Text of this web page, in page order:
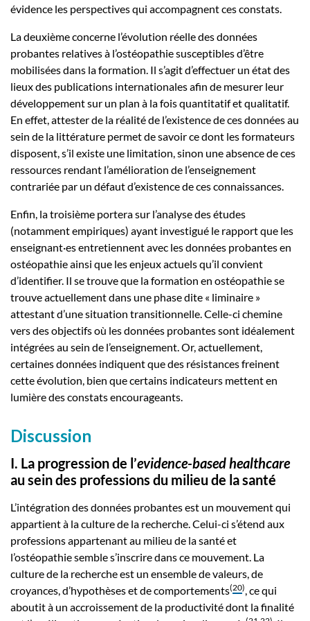
évidence les perspectives qui accompagnent ces constats.
La deuxième concerne l’évolution réelle des données
probantes relatives à l’ostéopathie susceptibles d’être
mobilisées dans la formation. Il s’agit d’effectuer un état des
lieux des publications internationales afin de mesurer leur
développement sur un plan à la fois quantitatif et qualitatif.
En effet, attester de la réalité de l’existence de ces données au
sein de la littérature permet de savoir ce dont les formateurs
disposent, s’il existe une limitation, sinon une absence de ces
ressources rendant l’amélioration de l’enseignement
contrariée par un défaut d’existence de ces connaissances.
Enfin, la troisième portera sur l’analyse des études
(notamment empiriques) ayant investigué le rapport que les
enseignant·es entretiennent avec les données probantes en
ostéopathie ainsi que les enjeux actuels qu’il convient
d’identifier. Il se trouve que la formation en ostéopathie se
trouve actuellement dans une phase dite « liminaire »
attestant d’une situation transitionnelle. Celle-ci chemine
vers des objectifs où les données probantes sont idéalement
intégrées au sein de l’enseignement. Or, actuellement,
certaines données indiquent que des résistances freinent
cette évolution, bien que certains indicateurs mettent en
lumière des constats encourageants.
Discussion
I. La progression de l’evidence-based healthcare
au sein des professions du milieu de la santé
L’intégration des données probantes est un mouvement qui
appartient à la culture de la recherche. Celui-ci s’étend aux
professions appartenant au milieu de la santé et
l’ostéopathie semble s’inscrire dans ce mouvement. La
culture de la recherche est un ensemble de valeurs, de
croyances, d’hypothèses et de comportements(20), ce qui
aboutit à un accroissement de la productivité dont la finalité